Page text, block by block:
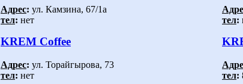
Адрес: ул. Камзина, 67/1а
тел: нет
тел:
KREM Coffee
Адрес: ул. Торайгырова, 73
тел: нет
тел: